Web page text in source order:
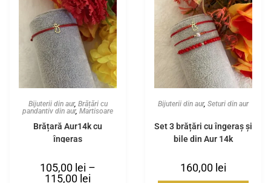
Bijuterii din aur, Brățări cu
pandantiv din aur, Martisoare
Brățară Aur14k cu
îngeraș
105,00 lei –
115,00 lei
Bijuterii din aur, Seturi din aur
Set 3 brățări cu îngeraș și
bile din Aur 14k
160,00 lei